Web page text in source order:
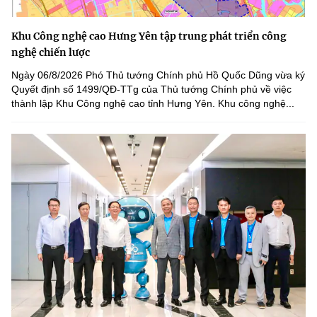
Khu Công nghệ cao Hưng Yên tập trung phát triển công
nghệ chiến lược
Ngày 06/8/2026 Phó Thủ tướng Chính phủ Hồ Quốc Dũng vừa ký
Quyết định số 1499/QĐ-TTg của Thủ tướng Chính phủ về việc
thành lập Khu Công nghệ cao tỉnh Hưng Yên. Khu công nghệ...